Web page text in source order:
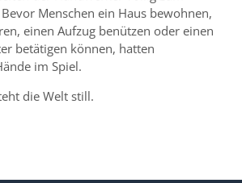
Menschen ein Haus bewohnen,
einen Aufzug benützen oder einen
betätigen können, hatten
im Spiel.
die Welt still.